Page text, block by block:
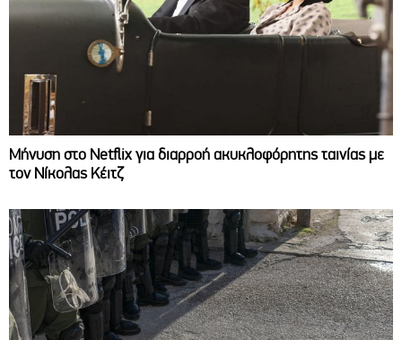
Μήνυση στο Netflix για διαρροή ακυκλοφόρητης ταινίας με
τον Νίκολας Κέιτζ